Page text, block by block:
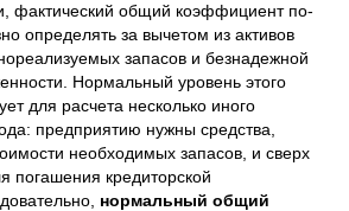
фактический общий коэффициент по­
определять за вычетом из активов
запасов и безнадежной
Нормальный уровень этого
для расчета несколько иного
предприятию нужны средства,
необходимых запа­сов, и сверх
погашения кредиторской
нормальный общий